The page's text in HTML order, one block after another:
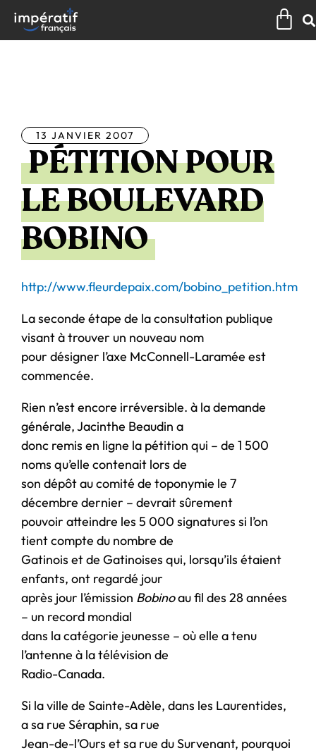
contenu
13 JANVIER 2007
PÉTITION POUR
LE BOULEVARD
BOBINO
http://www.fleurdepaix.com/bobino_petition.htm
La seconde étape de la consultation publique
visant à trouver un nouveau nom
pour désigner l’axe McConnell-Laramée est
commencée.
Rien n’est encore irréversible. à la demande
générale, Jacinthe Beaudin a
donc remis en ligne la pétition qui – de 1 500
noms qu’elle contenait lors de
son dépôt au comité de toponymie le 7
décembre dernier – devrait sûrement
pouvoir atteindre les 5 000 signatures si l’on
tient compte du nombre de
Gatinois et de Gatinoises qui, lorsqu’ils étaient
enfants, ont regardé jour
après jour l’émission Bobinoau fil des 28 années
– un record mondial
dans la catégorie jeunesse – où elle a tenu
l’antenne à la télévision de
Radio-Canada.
Si la ville de Sainte-Adèle, dans les Laurentides,
a sa rue Séraphin, sa rue
Jean-de-l’Ours et sa rue du Survenant, pourquoi